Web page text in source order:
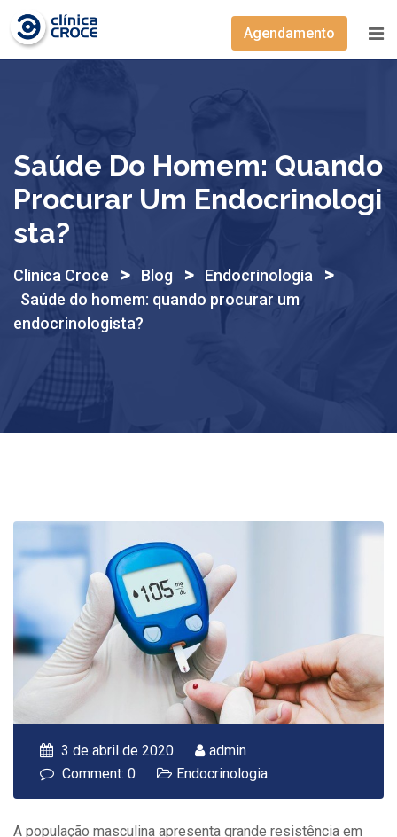
Skip
content
Agendamento
Saúde Do Homem: Quando
Procurar Um Endocrinologi
Sta?
Clinica Croce > Blog > Endocrinologia >
Saúde do homem: quando procurar um
endocrinologista?
3 de abril de 2020
admin
Comment: 0
Endocrinologia
A população masculina apresenta grande resistência em